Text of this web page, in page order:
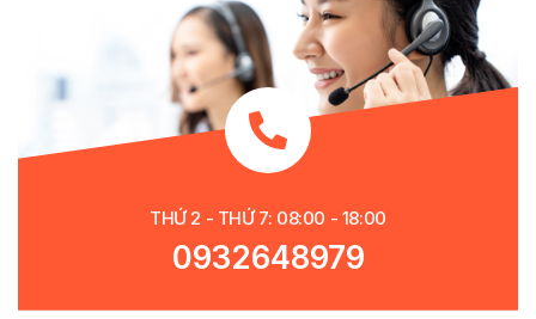
THỨ 2 - THỨ 7: 08:00 - 18:00
0932648979